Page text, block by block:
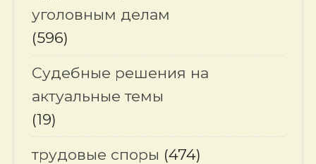
уголовным делам
(596)
Судебные решения на
актуальные темы
(19)
трудовые споры (474)